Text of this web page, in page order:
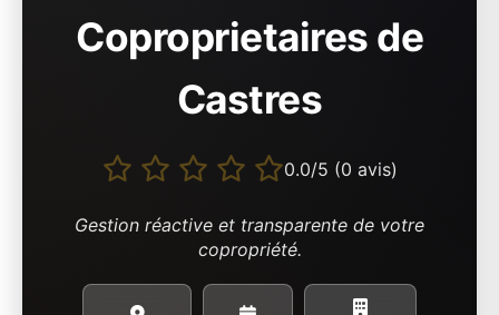
Coproprietaires de
Castres
0.0/5 (0 avis)
Gestion réactive et transparente de votre
copropriété.